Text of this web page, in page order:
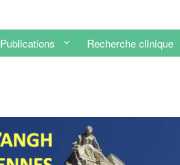
Publications Recherche clinique